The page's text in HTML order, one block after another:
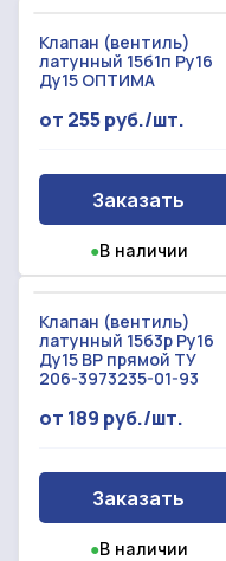
Клапан (вентиль)
латунный 15б1п Ру16
Ду15 ОПТИМА
от 255 руб./шт.
Заказать
●В наличии
Клапан (вентиль)
латунный 15б3р Ру16
Ду15 ВР прямой ТУ
206-3973235-01-93
от 189 руб./шт.
Заказать
●В наличии